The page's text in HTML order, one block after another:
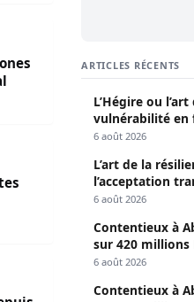
octobre, selon les
ARTICLES RÉCENTS
L’Hégire ou
vulnérabilité
6 août 2026
L’art de la
l’acceptation
opportunités
6 août 2026
Contentieux à
sur 420 millions
pour abus de
6 août 2026
Contentieux à